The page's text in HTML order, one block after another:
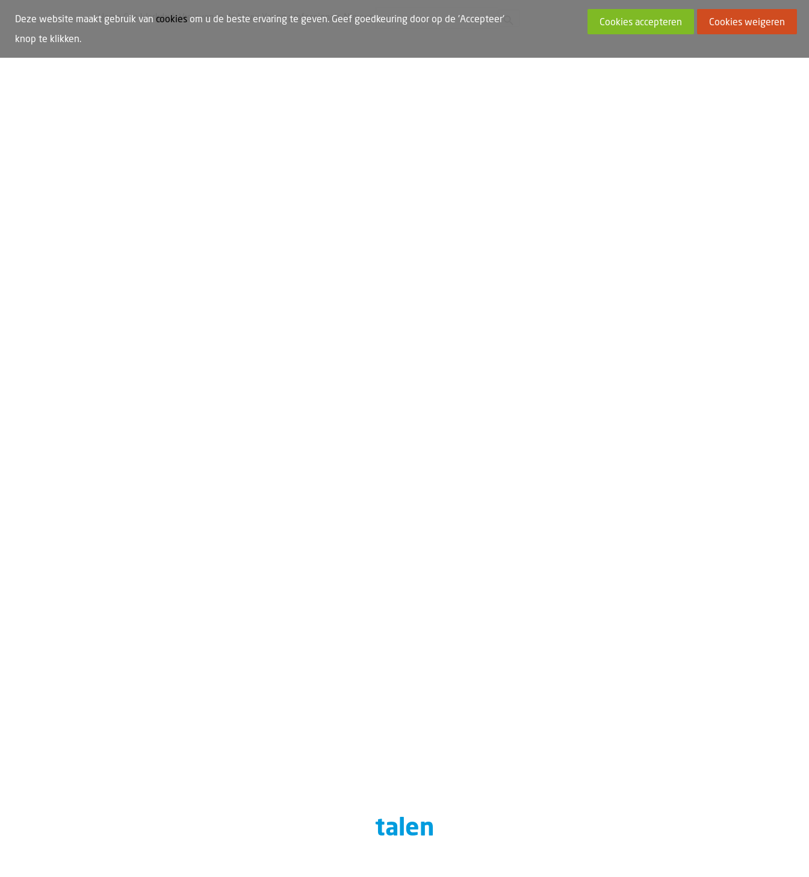
Home Cao Werkdruk Vrouwen in de bouw Young professionals Nieuws
talen
Deze website maakt gebruik van cookiesom u de beste ervaring te geven. Geef goedkeuring door op de 'Accepteer'
knop te klikken.
Cookies accepteren Cookies weigeren